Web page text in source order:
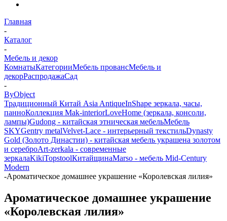
Главная
-
Каталог
-
Мебель и декор
КомнатыКатегорииМебель провансМебель и
декорРаспродажаСад
-
ByObject
Традиционный Китай Asia AntiqueInShape зеркала, часы,
панноКоллекция Mak-interiorLoveHome (зеркала, консоли,
лампы)Gudong - китайская этническая мебельМебель
SKYGentry metalVelvet-Lace - интерьерный текстильDynasty
Gold (Золото Династии) - китайская мебель украшена золотом
и сереброArt-zerkala - современные
зеркалаKikiTopstoolКитайщинаMarso - мебель Mid-Century
Modern
-Ароматическое домашнее украшение «Королевская лилия»
Ароматическое домашнее украшение
«Королевская лилия»